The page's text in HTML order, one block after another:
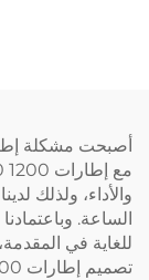
أصبحت مشكلة
والأداء، ولذلك
الساعة.
للغاية في